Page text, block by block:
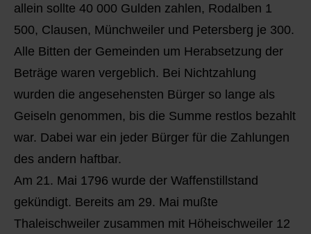
allein sollte 40 000 Gulden zahlen, Rodalben 1
500, Clausen, Münchweiler und Petersberg je 300.
Alle Bitten der Gemeinden um Herabsetzung der
Beträge waren vergeblich. Bei Nichtzahlung
wurden die angesehensten Bürger so lange als
Geiseln genommen, bis die Summe restlos bezahlt
war. Dabei war ein jeder Bürger für die Zahlungen
des andern haftbar.
Am 21. Mai 1796 wurde der Waffenstillstand
gekündigt. Bereits am 29. Mai mußte
Thaleischweiler zusammen mit Höheischweiler 12